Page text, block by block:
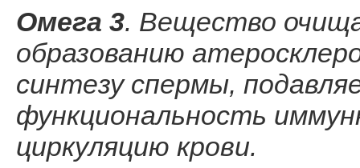
Омега 3. Вещество
образованию
синтезу спермы,
функциональность
циркуляцию крови.